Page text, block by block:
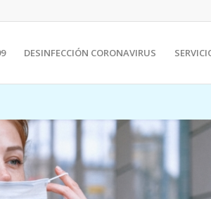
DESINFECCIÓN CORONAVIRUS